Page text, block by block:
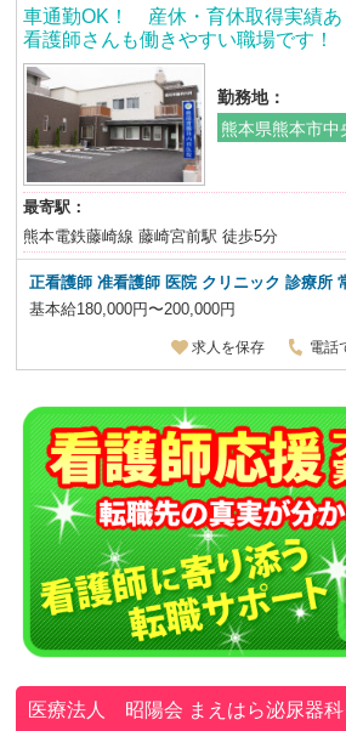
車通勤OK！ 産休・育休取得実績
看護師さんも働きやすい職場です！
勤務地：
熊本県熊本市
最寄駅：
熊本電鉄藤崎線 藤崎宮前駅 徒歩5分
正看護師 准看護師 医院 クリニック 診療所
基本給180,000円〜200,000円
求人を保存 電話
医療法人 昭陽会 まえはら泌尿器